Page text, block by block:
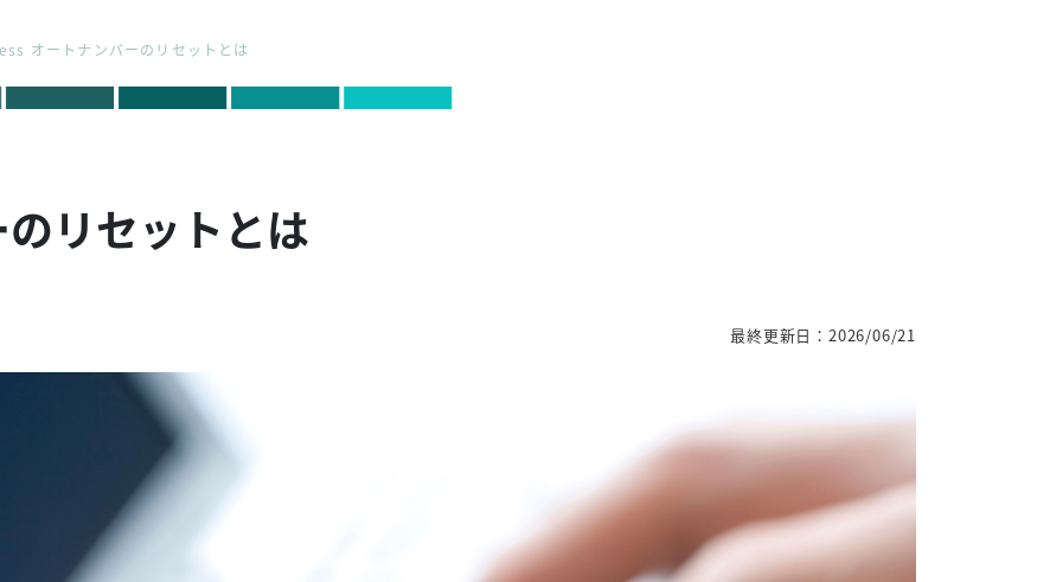
オートナンバーのリセットとは
リセットとは
最終更新日：2026/06/21